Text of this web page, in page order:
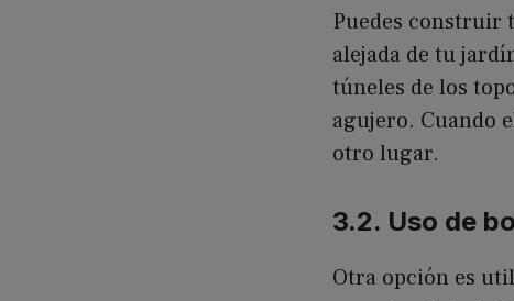
Puedes construir
alejada de tu
túneles de los
agujero. Cuando
otro lugar.
3.2. Uso de
Otra opción es